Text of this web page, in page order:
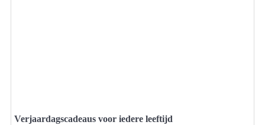
Verjaardagscadeaus voor iedere leeftijd